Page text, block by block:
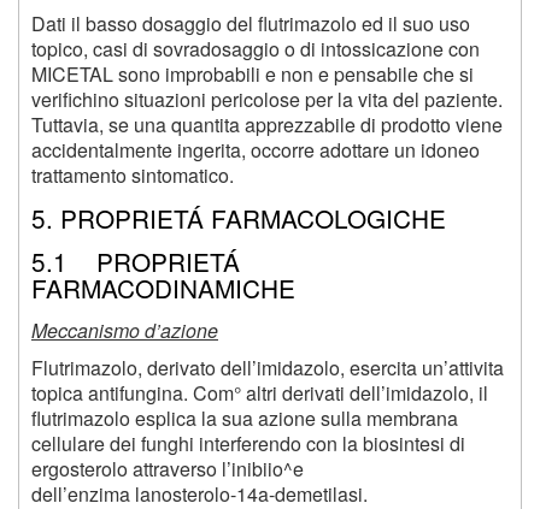
Dati il basso dosaggio del flutrimazolo ed il suo uso
topico, casi di sovradosaggio o di intossicazione con
MICETAL sono improbabili e non e pensabile che si
verifichino situazioni pericolose per la vita del paziente.
Tuttavia, se una quantita apprezzabile di prodotto viene
accidentalmente ingerita, occorre adottare un idoneo
trattamento sintomatico.
5. PROPRIETÁ FARMACOLOGICHE
5.1 PROPRIETÁ
FARMACODINAMICHE
Meccanismo d’azione
Flutrimazolo, derivato dell’imidazolo, esercita un’attivita
topica antifungina. Com° altri derivati dell’imidazolo, il
flutrimazolo esplica la sua azione sulla membrana
cellulare dei funghi interferendo con la biosintesi di
ergosterolo attraverso l’inibiio^e
dell’enzima lanosterolo-14a-demetilasi.